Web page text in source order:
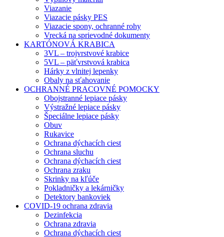
Viazanie
Viazacie pásky PES
Viazacie spony, ochranné rohy
Vrecká na sprievodné dokumenty
KARTÓNOVÁ KRABICA
3VL – trojvrstvové krabice
5VL – päťvrstvová krabica
Hárky z vlnitej lepenky
Obaly na sťahovanie
OCHRANNÉ PRACOVNÉ POMOCKY
Obojstranné lepiace pásky
Výstražné lepiace pásky
Špeciálne lepiace pásky
Obuv
Rukavice
Ochrana dýchacích ciest
Ochrana sluchu
Ochrana dýchacích ciest
Ochrana zraku
Skrinky na kľúče
Pokladničky a lekárničky
Detektory bankoviek
COVID-19 ochrana zdravia
Dezinfekcia
Ochrana zdravia
Ochrana dýchacích ciest